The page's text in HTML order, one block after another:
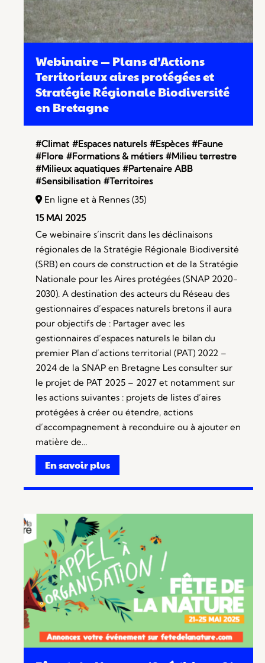
Webinaire — Plans d’Actions
Territoriaux aires protégées et
Stratégie Régionale Biodiversité
en Bretagne
#Climat #Espaces naturels #Espèces #Faune
#Flore #Formations & métiers #Milieu terrestre
#Milieux aquatiques #Partenaire ABB
#Sensibilisation #Territoires
En ligne et à Rennes (35)
15 MAI 2025
Ce webinaire s’inscrit dans les déclinaisons
régionales de la Stratégie Régionale Biodiversité
(SRB) en cours de construction et de la Stratégie
Nationale pour les Aires protégées (SNAP 2020-
2030). A destination des acteurs du Réseau des
gestionnaires d’espaces naturels bretons il aura
pour objectifs de : Partager avec les
gestionnaires d’espaces naturels le bilan du
premier Plan d’actions territorial (PAT) 2022 –
2024 de la SNAP en Bretagne Les consulter sur
le projet de PAT 2025 – 2027 et notamment sur
les actions suivantes : projets de listes d’aires
protégées à créer ou étendre, actions
d’accompagnement à reconduire ou à ajouter en
matière de…
En savoir plus